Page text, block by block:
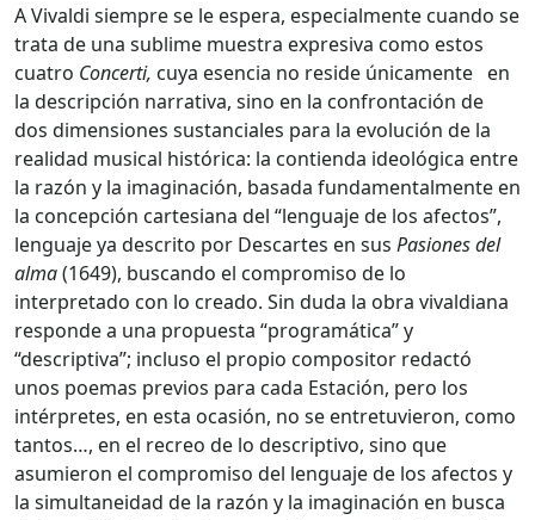
A Vivaldi siempre se le espera, especialmente cuando se
trata de una sublime muestra expresiva como estos
cuatro Concerti, cuya esencia no reside únicamente en
la descripción narrativa, sino en la confrontación de
dos dimensiones sustanciales para la evolución de la
realidad musical histórica: la contienda ideológica entre
la razón y la imaginación, basada fundamentalmente en
la concepción cartesiana del “lenguaje de los afectos”,
lenguaje ya descrito por Descartes en sus Pasiones del
alma(1649), buscando el compromiso de lo
interpretado con lo creado. Sin duda la obra vivaldiana
responde a una propuesta “programática” y
“descriptiva”; incluso el propio compositor redactó
unos poemas previos para cada Estación, pero los
intérpretes, en esta ocasión, no se entretuvieron, como
tantos…, en el recreo de lo descriptivo, sino que
asumieron el compromiso del lenguaje de los afectos y
la simultaneidad de la razón y la imaginación en busca